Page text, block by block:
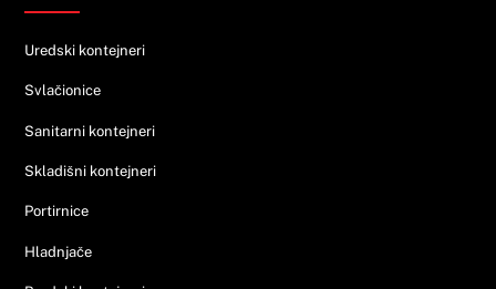
Uredski kontejneri
Svlačionice
Sanitarni kontejneri
Skladišni kontejneri
Portirnice
Hladnjače